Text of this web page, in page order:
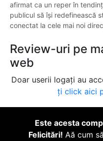
afirmat ca un reper în
publicul să își redefinească
conectat la cele mai noi
Review-uri pe
web
Doar userii logați au
ți click aici
Este acesta
Felicitări! Aă cum